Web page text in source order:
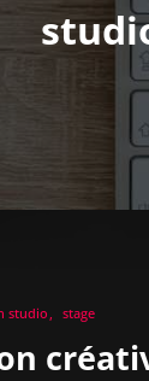
studio stage